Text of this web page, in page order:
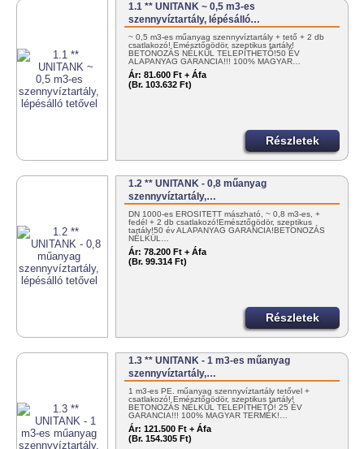
1.1 ** UNITANK ~ 0,5 m3-es
szennyvíztartály, lépésálló…
~ 0,5 m3-es műanyag szennyvíztartály + tető + 2 db
csatlakozó! Emésztőgödör, szeptikus tartály!
BETONOZÁS NÉLKÜL TELEPÍTHETŐ!50 ÉV
ALAPANYAG GARANCIA!!! 100% MAGYAR…
Ár: 81.600 Ft + Áfa
(Br. 103.632 Ft)
Részletek
1.2 ** UNITANK - 0,8 műanyag
szennyvíztartály,…
DN 1000-es ERŐSÍTETT mászható, ~ 0,8 m3-es, +
fedél + 2 db csatlakozó!Emésztőgödör, szeptikus
tartály!50 év ALAPANYAG GARANCIA!BETONOZÁS
NÉLKÜL…
Ár: 78.200 Ft + Áfa
(Br. 99.314 Ft)
Részletek
1.3 ** UNITANK - 1 m3-es műanyag
szennyvíztartály,…
1 m3-es PE. műanyag szennyvíztartály tetővel +
csatlakozó! Emésztőgödör, szeptikus tartály!
BETONOZÁS NÉLKÜL TELEPÍTHETŐ! 25 ÉV
GARANCIA!!! 100% MAGYAR TERMÉK!…
Ár: 121.500 Ft + Áfa
(Br. 154.305 Ft)